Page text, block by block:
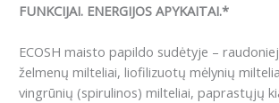
FUNKCIJAI. ENERGIJOS APYKAITAI.*
ECOSH maisto papildo sudėtyje –
želmenų milteliai, liofilizuotų mėlynių
vingrūnių (spirulinos) milteliai, paprastųjų